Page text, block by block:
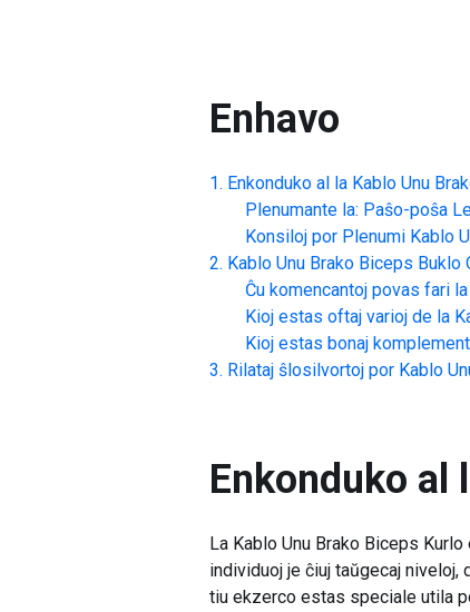
Enhavo
Enkonduko al la Kablo Unu
Plenumante la: Paŝo-poŝa
Konsiloj por Plenumi Kablo
Kablo Unu Brako Biceps Buklo
Ĉu komencantoj povas fari la
Kioj estas oftaj varioj de la
Kioj estas bonaj
Rilataj ŝlosilvortoj por Kablo
Enkonduko al
La Kablo Unu Brako Biceps
individuoj je ĉiuj taŭgecaj
tiu ekzerco estas speciale utila